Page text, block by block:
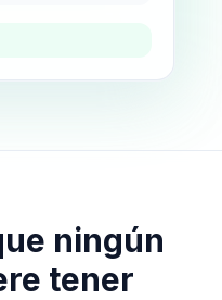
ningún
tener